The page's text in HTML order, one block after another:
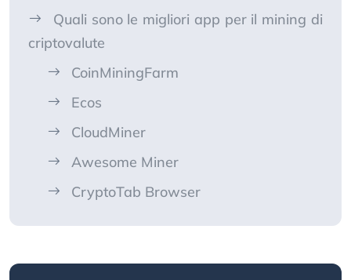
Quali sono le migliori app per il mining di
criptovalute
CoinMiningFarm
Ecos
CloudMiner
Awesome Miner
CryptoTab Browser